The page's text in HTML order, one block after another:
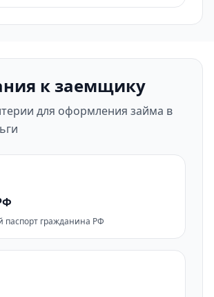
к заемщику
для оформления займа в
гражданина РФ